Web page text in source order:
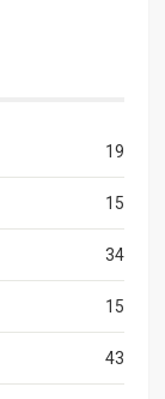
19
15
34
15
43